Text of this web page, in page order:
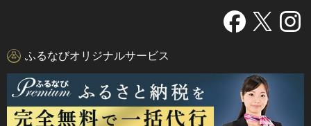
ふるなびオリジナルサービス